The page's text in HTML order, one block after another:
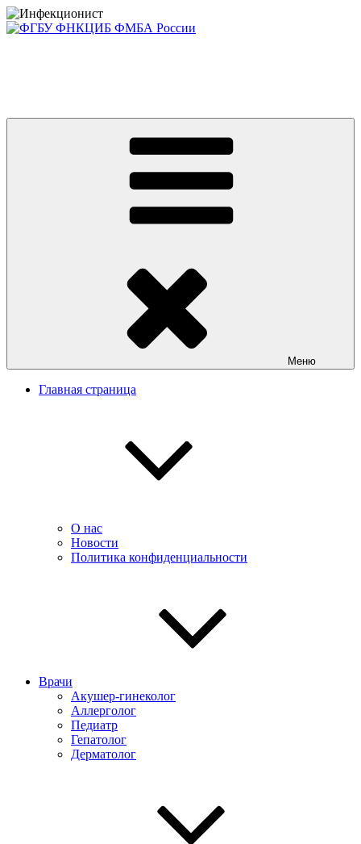
Перейти
к
Меню
Главная страница
О нас
Новости
Политика конфиденциальности
Врачи
Акушер-гинеколог
Аллерголог
Педиатр
Гепатолог
Дерматолог